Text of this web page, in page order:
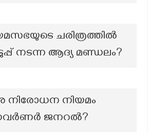
ചരിത്രത്തിൽ
നടന്ന ആദ്യ മണ്ഡലം?
നിരോധന നിയമം
ഗവർണർ ജനറൽ?